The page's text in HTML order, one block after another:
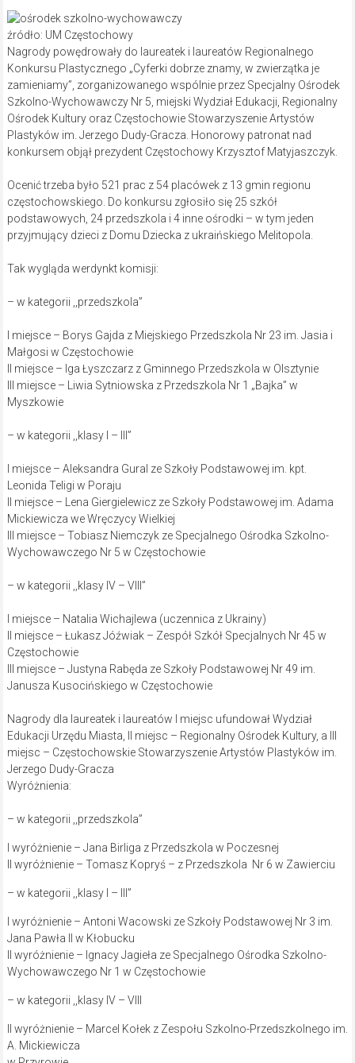
źródło: UM Częstochowy
Nagrody powędrowały do laureatek i laureatów Regionalnego
Konkursu Plastycznego „Cyferki dobrze znamy, w zwierzątka je
zamieniamy”, zorganizowanego wspólnie przez Specjalny Ośrodek
Szkolno-Wychowawczy Nr 5, miejski Wydział Edukacji, Regionalny
Ośrodek Kultury oraz Częstochowie Stowarzyszenie Artystów
Plastyków im. Jerzego Dudy-Gracza. Honorowy patronat nad
konkursem objął prezydent Częstochowy Krzysztof Matyjaszczyk.
Ocenić trzeba było 521 prac z 54 placówek z 13 gmin regionu
częstochowskiego. Do konkursu zgłosiło się 25 szkół
podstawowych, 24 przedszkola i 4 inne ośrodki – w tym jeden
przyjmujący dzieci z Domu Dziecka z ukraińskiego Melitopola.
Tak wygląda werdynkt komisji:
– w kategorii ,,przedszkola”
I miejsce – Borys Gajda z Miejskiego Przedszkola Nr 23 im. Jasia i
Małgosi w Częstochowie
II miejsce – Iga Łyszczarz z Gminnego Przedszkola w Olsztynie
III miejsce – Liwia Sytniowska z Przedszkola Nr 1 „Bajka” w
Myszkowie
– w kategorii ,,klasy I – III”
I miejsce – Aleksandra Gural ze Szkoły Podstawowej im. kpt.
Leonida Teligi w Poraju
II miejsce – Lena Giergielewicz ze Szkoły Podstawowej im. Adama
Mickiewicza we Wręczycy Wielkiej
III miejsce – Tobiasz Niemczyk ze Specjalnego Ośrodka Szkolno-
Wychowawczego Nr 5 w Częstochowie
– w kategorii ,,klasy IV – VIII”
I miejsce – Natalia Wichajlewa (uczennica z Ukrainy)
II miejsce – Łukasz Jóźwiak – Zespół Szkół Specjalnych Nr 45 w
Częstochowie
III miejsce – Justyna Rabęda ze Szkoły Podstawowej Nr 49 im.
Janusza Kusocińskiego w Częstochowie
Nagrody dla laureatek i laureatów I miejsc ufundował Wydział
Edukacji Urzędu Miasta, II miejsc – Regionalny Ośrodek Kultury, a III
miejsc – Częstochowskie Stowarzyszenie Artystów Plastyków im.
Jerzego Dudy-Gracza
Wyróżnienia:
– w kategorii ,,przedszkola”
I wyróżnienie – Jana Birliga z Przedszkola w Poczesnej
II wyróżnienie – Tomasz Kopryś – z Przedszkola Nr 6 w Zawierciu
– w kategorii ,,klasy I – III”
I wyróżnienie – Antoni Wacowski ze Szkoły Podstawowej Nr 3 im.
Jana Pawła II w Kłobucku
II wyróżnienie – Ignacy Jagieła ze Specjalnego Ośrodka Szkolno-
Wychowawczego Nr 1 w Częstochowie
– w kategorii ,,klasy IV – VIII
II wyróżnienie – Marcel Kołek z Zespołu Szkolno-Przedszkolnego im.
A. Mickiewicza